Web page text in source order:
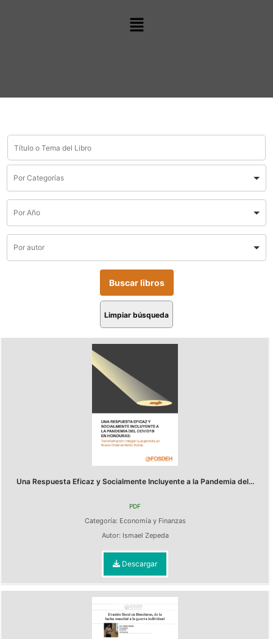
Limpiar búsqueda
Una Respuesta Eficaz y Socialmente Incluyente a la Pandemia del...
PDF
Categoría: Economía y Finanzas
Autor: Ismael Zepeda
Descargar